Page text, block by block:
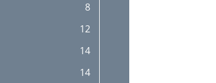
8
12
14
14